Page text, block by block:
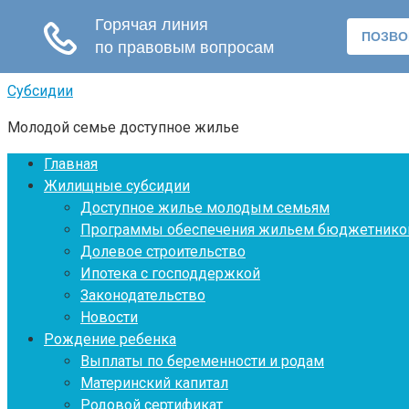
Перейти
контенту
Субсидии
Молодой семье доступное жилье
Главная
Жилищные субсидии
Доступное жилье молодым семьям
Программы обеспечения жильем
Долевое строительство
Ипотека с господдержкой
Законодательство
Новости
Рождение ребенка
Выплаты по беременности и родам
Материнский капитал
Родовой сертификат